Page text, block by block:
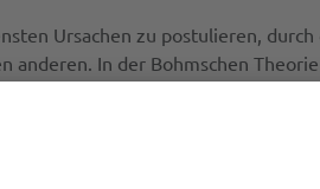
Ursachen zu postulieren,
In der Bohmschen
man das geschickt macht,
Pluralität verschiedener
Hilfe rechnerisch besonders
Alternativtheorie mit völlig